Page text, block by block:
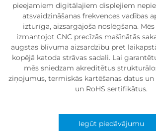
pieejamiem digitālajiem displejiem
atsvaidzināšanas frekvences vadības
izturīga, aizsargājoša noslēgšana.
izmantojot CNC precīzās mašīnātās
augstas blīvuma aizsardzību pret
kopējā katoda strāvas sadali. Lai
mēs sniedzam akreditētus
ziņojumus, termiskās kartēšanas datus un
un RoHS sertifikātus.
Iegūt piedāvājumu